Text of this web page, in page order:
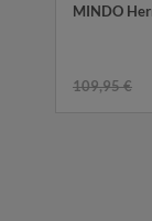
MINDO
109,95 €